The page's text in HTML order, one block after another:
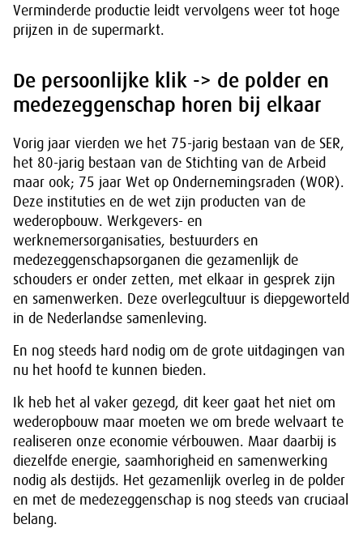
Verminderde productie leidt vervolgens weer tot hoge
prijzen in de supermarkt.
De persoonlijke klik -> de polder en
medezeggenschap horen bij elkaar
Vorig jaar vierden we het 75-jarig bestaan van de SER,
het 80-jarig bestaan van de Stichting van de Arbeid
maar ook; 75 jaar Wet op Ondernemingsraden (WOR).
Deze instituties en de wet zijn producten van de
wederopbouw. Werkgevers- en
werknemersorganisaties, bestuurders en
medezeggenschapsorganen die gezamenlijk de
schouders er onder zetten, met elkaar in gesprek zijn
en samenwerken. Deze overlegcultuur is diepgeworteld
in de Nederlandse samenleving.
En nog steeds hard nodig om de grote uitdagingen van
nu het hoofd te kunnen bieden.
Ik heb het al vaker gezegd, dit keer gaat het niet om
wederopbouw maar moeten we om brede welvaart te
realiseren onze economie vérbouwen. Maar daarbij is
diezelfde energie, saamhorigheid en samenwerking
nodig als destijds. Het gezamenlijk overleg in de polder
en met de medezeggenschap is nog steeds van cruciaal
belang.